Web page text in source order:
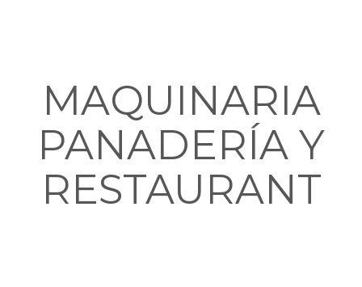
MAQUINARIA
PANADERÍA Y
RESTAURANT